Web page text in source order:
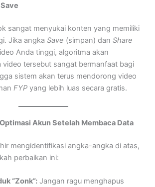
sangat menyukai konten yang memiliki
Jika angkaSave (simpan) danShare
Anda tinggi, algoritma akan
video tersebut sangat bermanfaat bagi
sistem akan terus mendorong video
FYP yang lebih luas secara gratis.
Akun Setelah Membaca Data
mengidentifikasi angka-angka di atas,
perbaikan ini:
“Zonk”: Jangan ragu menghapus